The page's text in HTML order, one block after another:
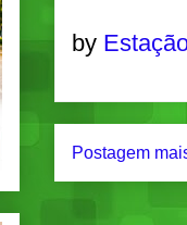
by
Postagem